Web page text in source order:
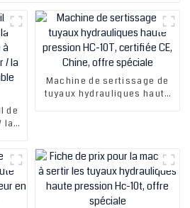
de
la
/
Machine de sertissage de
tuyaux hydrauliques haute